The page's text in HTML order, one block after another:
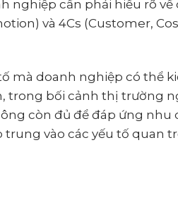
nghiệp cần phải hiểu rõ về
và 4Cs (Customer,
mà doanh nghiệp có thể
trong bối cảnh thị trường
còn đủ để đáp ứng nhu
trung vào các yếu tố quan